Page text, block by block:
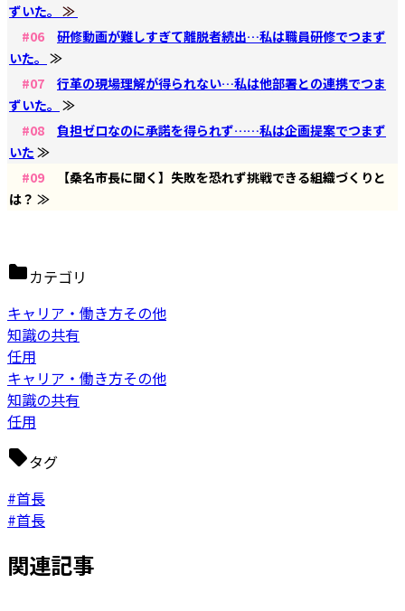
ずいた。 ≫
#06
研修動画が難しすぎて離脱者続出…私は職員研修でつまず
いた。 ≫
#07
行革の現場理解が得られない…私は他部署との連携でつま
ずいた。 ≫
#08
負担ゼロなのに承諾を得られず……私は企画提案でつまず
いた ≫
#09
【桑名市長に聞く】失敗を恐れず挑戦できる組織づくりと
は？ ≫
カテゴリ
キャリア・働き方その他
知識の共有
任用
キャリア・働き方その他
知識の共有
任用
タグ
#首長
#首長
関連記事